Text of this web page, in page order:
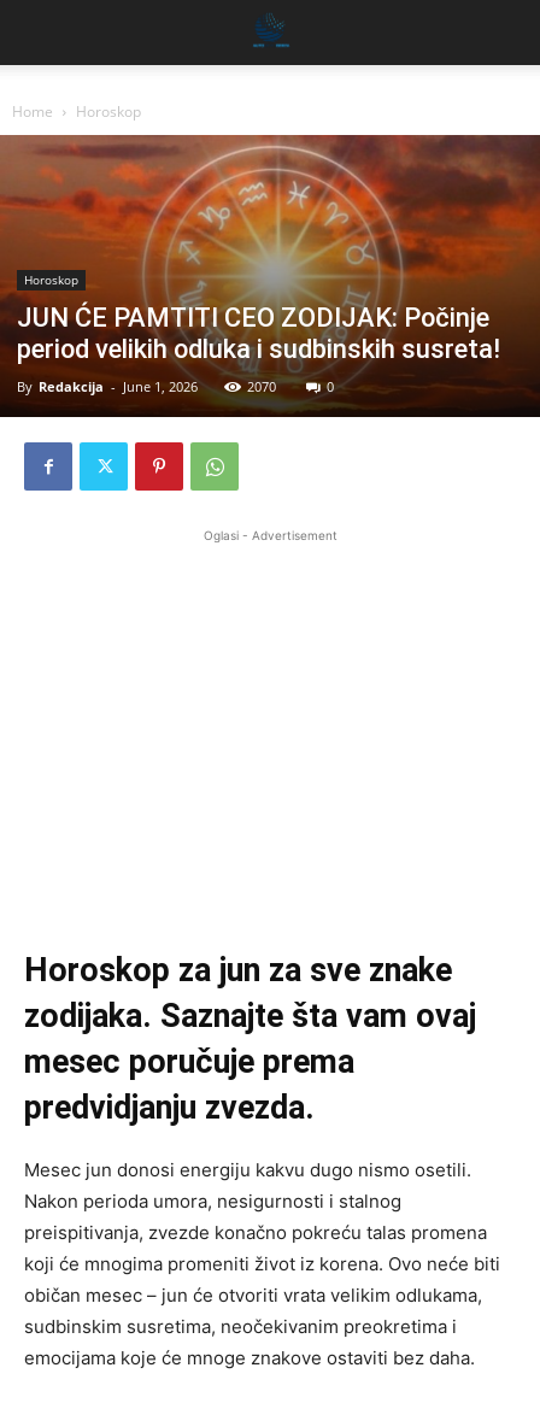
Home Horoskop
Horoskop
JUN ĆE PAMTITI CEO ZODIJAK: Počinje
period velikih odluka i sudbinskih susreta!
By Redakcija - June 1, 2026 2070 0
Oglasi - Advertisement
Horoskop za jun za sve znake
zodijaka. Saznajte šta vam ovaj
mesec poručuje prema
predvidjanju zvezda.
Mesec jun donosi energiju kakvu dugo nismo osetili.
Nakon perioda umora, nesigurnosti i stalnog
preispitivanja, zvezde konačno pokreću talas promena
koji će mnogima promeniti život iz korena. Ovo neće biti
običan mesec – jun će otvoriti vrata velikim odlukama,
sudbinskim susretima, neočekivanim preokretima i
emocijama koje će mnoge znakove ostaviti bez daha.